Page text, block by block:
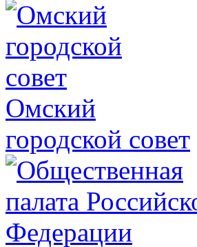
Омский
городской совет